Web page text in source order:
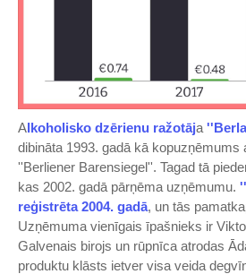
Alkoholisko dzērienu ražotāja
dibināta 1993. gadā kā kopuzņēmums
''Berliener Barensiegel''. Tagad tā
kas 2002. gadā pārņēma uzņēmumu.
reģistrēta 2004. gadā, un tās
Uzņēmuma vienīgais īpašnieks ir
Galvenais birojs un rūpnīca atrodas
produktu klāsts ietver visa veida